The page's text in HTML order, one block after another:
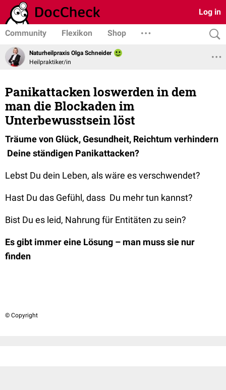
Log in
Community Flexikon Shop
Naturheilpraxis Olga Schneider
Heilpraktiker/in
Panikattacken loswerden in dem
man die Blockaden im
Unterbewusstsein löst
Träume von Glück, Gesundheit, Reichtum verhindern
Deine ständigen Panikattacken?
Lebst Du dein Leben, als wäre es verschwendet?
Hast Du das Gefühl, dass Du mehr tun kannst?
Bist Du es leid, Nahrung für Entitäten zu sein?
Es gibt immer eine Lösung – man muss sie nur
finden
© Copyright